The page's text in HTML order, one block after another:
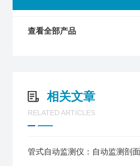
查看全部产品
相关文章
RELATED ARTICLES